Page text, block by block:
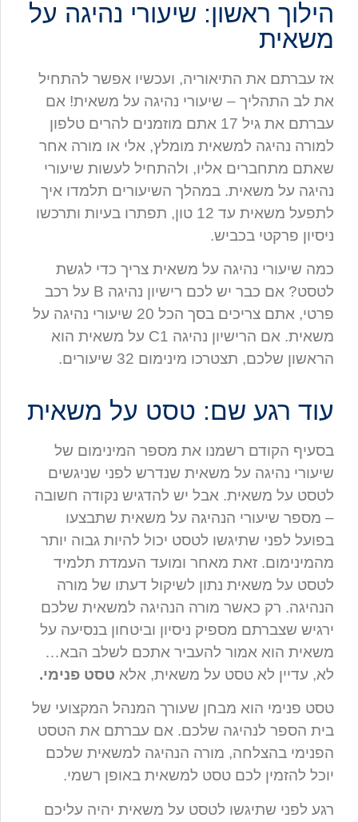
הילוך ראשון: שיעורי נהיגה על
משאית
אז עברתם את התיאוריה, ועכשיו אפשר להתחיל
את לב התהליך – שיעורי נהיגה על משאית! אם
עברתם את גיל 17 אתם מוזמנים להרים טלפון
למורה נהיגה למשאית מומלץ, אלי או מורה אחר
שאתם מתחברים אליו, ולהתחיל לעשות שיעורי
נהיגה על משאית. במהלך השיעורים תלמדו איך
לתפעל משאית עד 12 טון, תפתרו בעיות ותרכשו
ניסיון פרקטי בכביש.
כמה שיעורי נהיגה על משאית צריך כדי לגשת
לטסט? אם כבר יש לכם רישיון נהיגה B על רכב
פרטי, אתם צריכים בסך הכל 20 שיעורי נהיגה על
משאית. אם הרישיון נהיגה C1 על משאית הוא
הראשון שלכם, תצטרכו מינימום 32 שיעורים.
עוד רגע שם: טסט על משאית
בסעיף הקודם רשמנו את מספר המינימום של
שיעורי נהיגה על משאית שנדרש לפני שניגשים
לטסט על משאית. אבל יש להדגיש נקודה חשובה
– מספר שיעורי הנהיגה על משאית שתבצעו
בפועל לפני שתיגשו לטסט יכול להיות גבוה יותר
מהמינימום. זאת מאחר ומועד העמדת תלמיד
לטסט על משאית נתון לשיקול דעתו של מורה
הנהיגה. רק כאשר מורה הנהיגה למשאית שלכם
ירגיש שצברתם מספיק ניסיון וביטחון בנסיעה על
משאית הוא אמור להעביר אתכם לשלב הבא…
לא, עדיין לא טסט על משאית, אלא טסט פנימי.
טסט פנימי הוא מבחן שעורך המנהל המקצועי של
בית הספר לנהיגה שלכם. אם עברתם את הטסט
הפנימי בהצלחה, מורה הנהיגה למשאית שלכם
יוכל להזמין לכם טסט למשאית באופן רשמי.
רגע לפני שתיגשו לטסט על משאית יהיה עליכם